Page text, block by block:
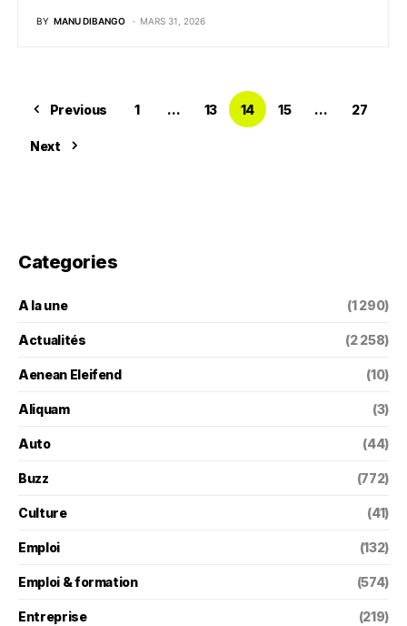
BY MANU DIBANGO MARS 31, 2026
Previous 1 … 13 14 15 … 27
Next
Categories
A la une (1 290)
Actualités (2 258)
Aenean Eleifend (10)
Aliquam (3)
Auto (44)
Buzz (772)
Culture (41)
Emploi (132)
Emploi & formation (574)
Entreprise (219)